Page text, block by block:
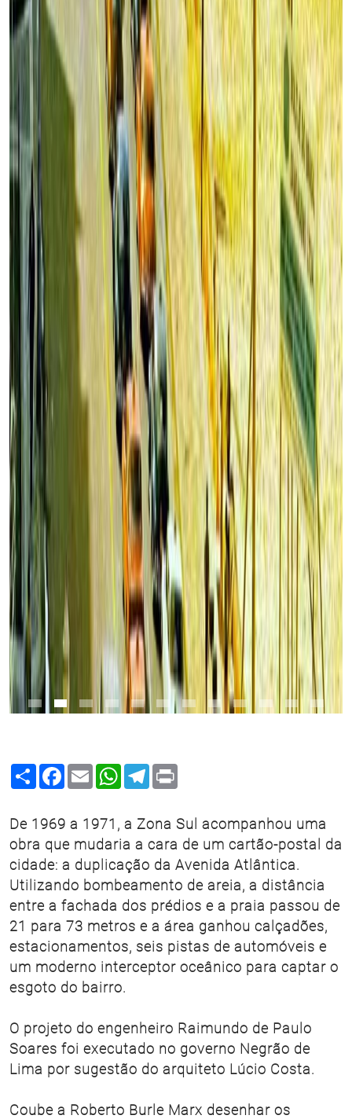
Share Facebook
Email WhatsApp
Telegram
De 1969 a 1971, a Zona Sul acompanhou uma
obra que mudaria a cara de um cartão-postal da
cidade: a duplicação da Avenida Atlântica.
Utilizando bombeamento de areia, a distância
entre a fachada dos prédios e a praia passou de
21 para 73 metros e a área ganhou calçadões,
estacionamentos, seis pistas de automóveis e
um moderno interceptor oceânico para captar o
esgoto do bairro.
O projeto do engenheiro Raimundo de Paulo
Soares foi executado no governo Negrão de
Lima por sugestão do arquiteto Lúcio Costa.
Coube a Roberto Burle Marx desenhar os